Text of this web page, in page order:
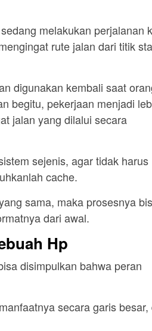
melakukan perjalanan
rute jalan dari titik
digunakan kembali saat
begitu, pekerjaan menjadi
jalan yang dilalui secara
sejenis, agar tidak harus
cache.
sama, maka prosesnya
dari awal.
Hp
disimpulkan bahwa peran
secara garis besar,